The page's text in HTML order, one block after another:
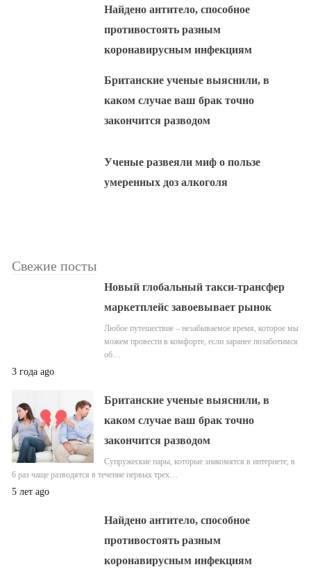
Найдено антитело, способное
противостоять разным
коронавирусным инфекциям
Британские ученые выяснили, в
каком случае ваш брак точно
закончится разводом
Ученые развеяли миф о пользе
умеренных доз алкоголя
Свежие посты
Новый глобальный такси-трансфер
маркетплейс завоевывает рынок
Любое путешествие – незабываемое время, которое мы
можем провести в комфорте, если заранее позаботимся
об…
3 года ago
Британские ученые выяснили, в
каком случае ваш брак точно
закончится разводом
Супружеские пары, которые знакомятся в интернете, в
6 раз чаще разводятся в течение первых трех…
5 лет ago
Найдено антитело, способное
противостоять разным
коронавирусным инфекциям